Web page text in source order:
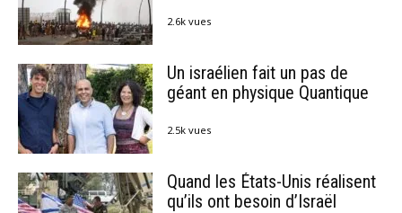
2.6k vues
Un israélien fait un pas de
géant en physique Quantique
2.5k vues
Quand les États-Unis réalisent
qu’ils ont besoin d’Israël